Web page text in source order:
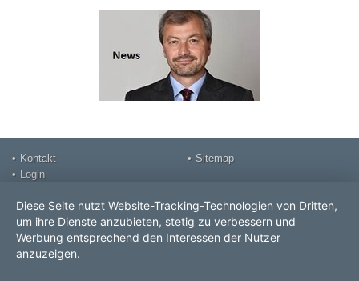
Kontakt
Login
Sitemap
DSGVO Datenschutz
Videos
Prospekt
Diese Seite nutzt Website-Tracking-Technologien von Dritten,
um ihre Dienste anzubieten, stetig zu verbessern und
Werbung entsprechend den Interessen der Nutzer
anzuzeigen.